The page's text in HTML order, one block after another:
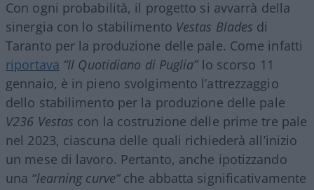
Con ogni probabilità, il progetto si avvarrà della
sinergia con lo stabilimento Vestas Blades di
Taranto per la produzione delle pale. Come infatti
riportava “Il Quotidiano di Puglia”lo scorso 11
gennaio, è in pieno svolgimento l’attrezzaggio
dello stabilimento per la produzione delle pale
V236 Vestas con la costruzione delle prime tre pale
nel 2023, ciascuna delle quali richiederà all’inizio
un mese di lavoro. Pertanto, anche ipotizzando
una “learning curve”che abbatta significativamente